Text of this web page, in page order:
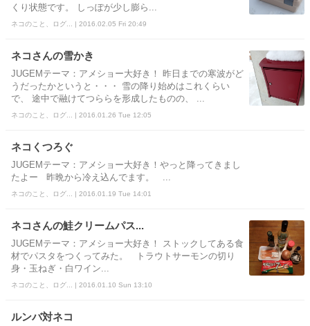
くり状態です。 しっぽが少し膨ら...
ネコのこと、ログ... | 2016.02.05 Fri 20:49
ネコさんの雪かき
JUGEMテーマ：アメショー大好き！ 昨日までの寒波がど
うだったかというと・・・ 雪の降り始めはこれくらい
で、 途中で融けてつららを形成したものの、 ...
ネコのこと、ログ... | 2016.01.26 Tue 12:05
ネコくつろぐ
JUGEMテーマ：アメショー大好き！ ​やっと降ってきまし
たよー 昨晩から冷え込んでます。 ...
ネコのこと、ログ... | 2016.01.19 Tue 14:01
ネコさんの鮭クリームパス...
JUGEMテーマ：アメショー大好き！ ストックしてある食
材でパスタをつくってみた。 トラウトサーモンの切り
身・玉ねぎ・白ワイン...
ネコのこと、ログ... | 2016.01.10 Sun 13:10
ルンバ対ネコ